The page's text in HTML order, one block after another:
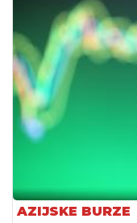
AZIJSKE BURZE